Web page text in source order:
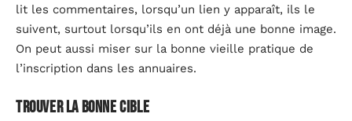
lit les commentaires, lorsqu’un lien y apparaît, ils le
suivent, surtout lorsqu’ils en ont déjà une bonne image.
On peut aussi miser sur la bonne vieille pratique de
l’inscription dans les annuaires.
Trouver la bonne cible